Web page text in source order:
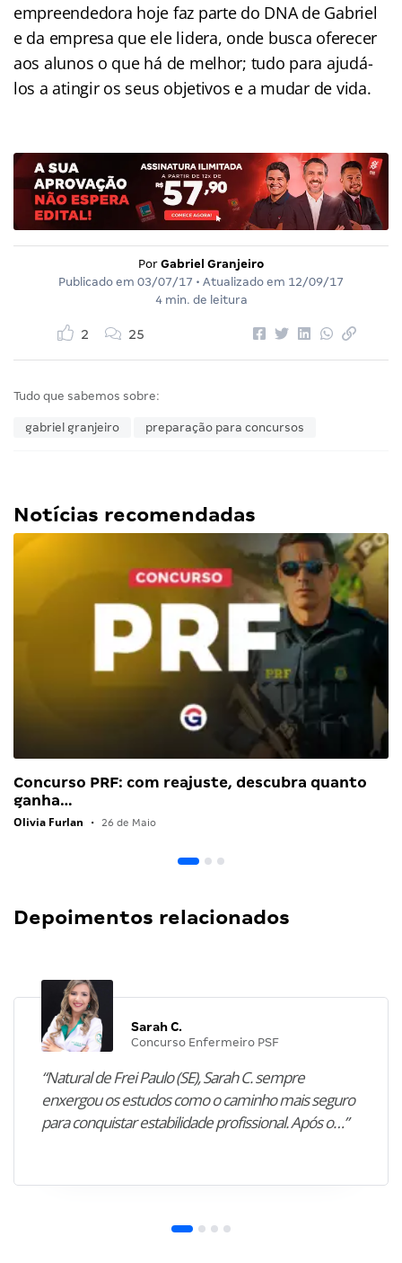
empreendedora hoje faz parte do DNA de Gabriel
e da empresa que ele lidera, onde busca oferecer
aos alunos o que há de melhor; tudo para ajudá-
los a atingir os seus objetivos e a mudar de vida.
Por Gabriel Granjeiro
Publicado em 03/07/17 • Atualizado em 12/09/17
4 min. de leitura
2 25
Tudo que sabemos sobre:
gabriel granjeiro preparação para concursos
Notícias recomendadas
Concurso PRF: com reajuste, descubra quanto
ganha…
Olivia Furlan • 26 de Maio
Depoimentos relacionados
Sarah C.
Concurso Enfermeiro PSF
“Natural de Frei Paulo (SE), Sarah C. sempre
enxergou os estudos como o caminho mais seguro
para conquistar estabilidade profissional. Após o…”